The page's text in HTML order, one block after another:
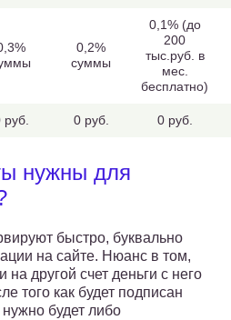
0,2%
суммы
0,1% (до
200
тыс.руб. в
мес.
бесплатно)
руб. 0 руб. 0 руб.
нужны для
быстро, буквально
на сайте. Нюанс в том,
на другой счет деньги с него
того как будет подписан
будет либо